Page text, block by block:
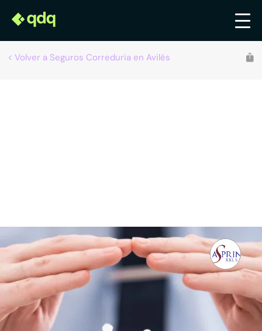
Volver a Seguros Correduria en Avilés
Recomendado por qdq
Asprin XXI, S.L.
Corredurías de seguros
Calle La Cámara 36, 2ºF, 33820, Avilés, Avilés, Asturias
VISITAR WEB CÓMO LLEGAR ESCRÍBENOS